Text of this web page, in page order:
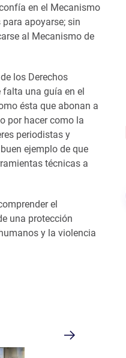
en el Mecanismo
apoyarse; sin
al Mecanismo de
los Derechos
falta una guía en el
ésta que abonan a
por hacer como la
periodistas y
ejemplo de que
técnicas a
el
una protección
y la violencia